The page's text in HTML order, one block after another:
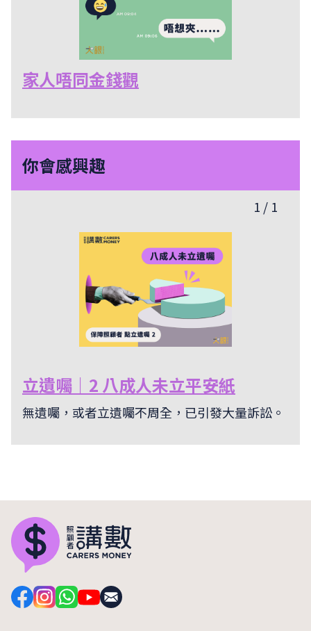
家人唔同金錢觀
你會感興趣
1 / 1
立遺囑｜2 八成人未立平安紙
無遺囑，或者立遺囑不周全，已引發大量訴訟。